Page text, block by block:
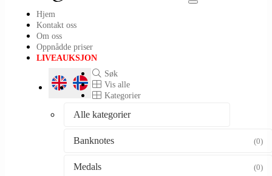
Toggle
Hjem
Kontakt oss
Om oss
Oppnådde priser
LIVEAUKSJON
Søk
Vis alle
Kategorier
Alle kategorier
Banknotes (0)
Medals (0)